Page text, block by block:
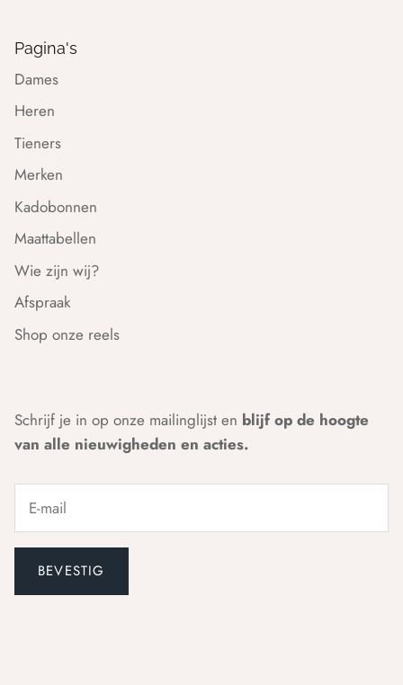
Pagina's
Dames
Heren
Tieners
Merken
Kadobonnen
Maattabellen
Wie zijn wij?
Afspraak
Shop onze reels
Schrijf je in op onze mailinglijst en blijf op de hoogte
van alle nieuwigheden en acties.
BEVESTIG